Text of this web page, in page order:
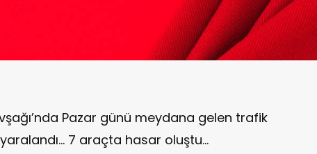
Pazar günü meydana gelen trafik
7 araçta hasar oluştu…